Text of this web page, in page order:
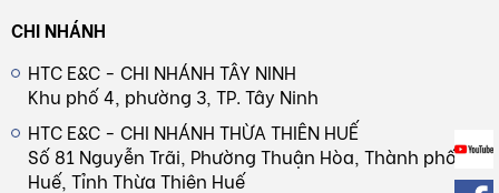
CHI NHÁNH
HTC E&C - CHI NHÁNH TÂY NINH
Khu phố 4, phường 3, TP. Tây Ninh
HTC E&C - CHI NHÁNH THỪA THIÊN HUẾ
Số 81 Nguyễn Trãi, Phường Thuận Hòa, Thành phố
Huế, Tỉnh Thừa Thiên Huế